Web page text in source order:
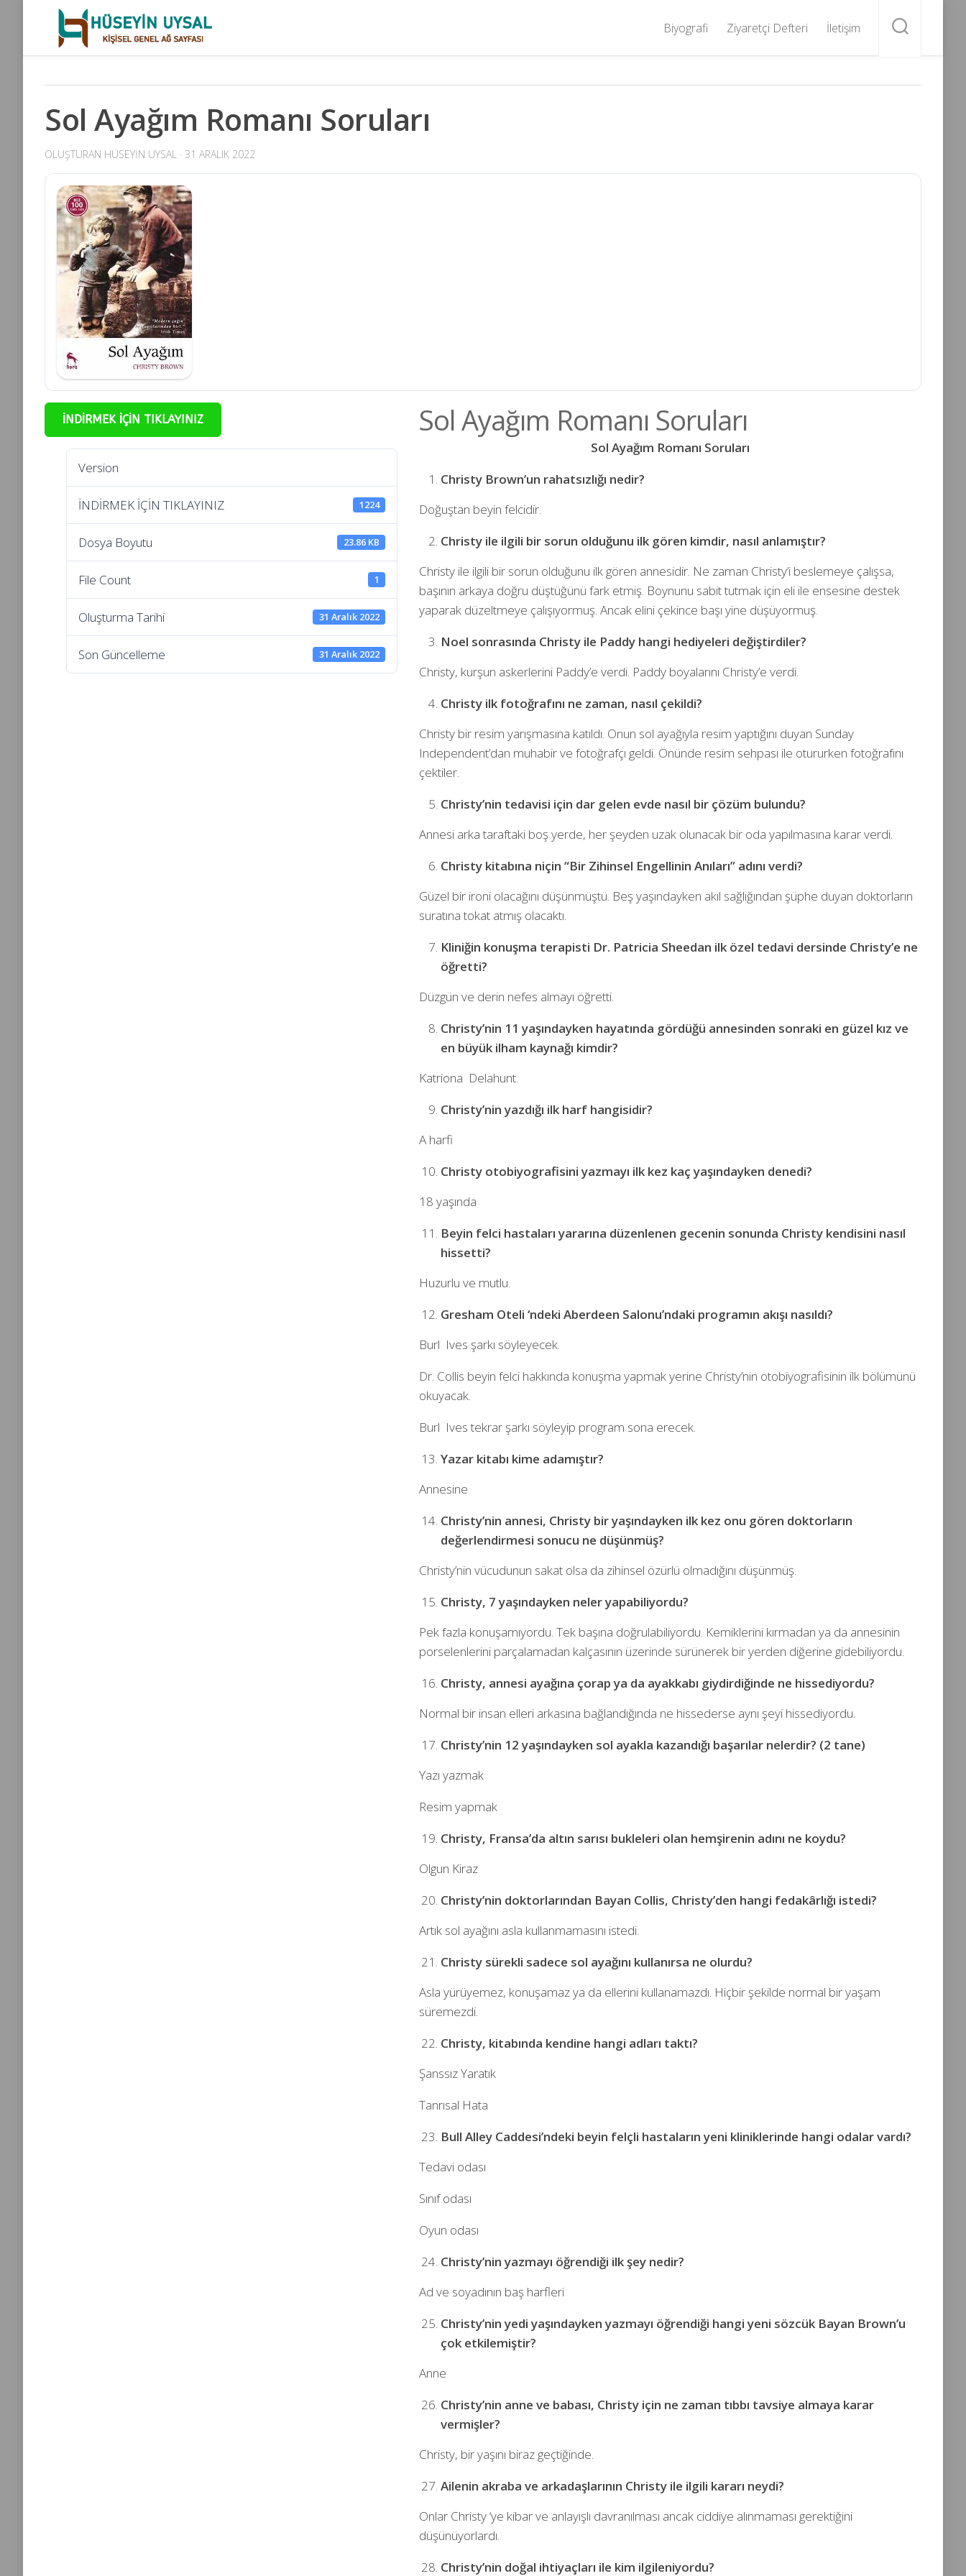
Biyografi Ziyaretçi Defteri İletişim
Sol Ayağım Romanı Soruları
OLUŞTURAN HÜSEYIN UYSAL · 31 ARALIK 2022
İNDİRMEK İÇİN TIKLAYINIZ
Version
İNDİRMEK İÇİN TIKLAYINIZ 1224
Dosya Boyutu 23.86 KB
File Count 1
Oluşturma Tarihi 31 Aralık 2022
Son Güncelleme 31 Aralık 2022
Sol Ayağım Romanı Soruları
Sol Ayağım Romanı Soruları
Christy Brown’un rahatsızlığı nedir?
Doğuştan beyin felcidir.
Christy ile ilgili bir sorun olduğunu ilk gören kimdir, nasıl anlamıştır?
Christy ile ilgili bir sorun olduğunu ilk gören annesidir. Ne zaman Christy’i beslemeye çalışsa,
başının arkaya doğru düştüğünü fark etmiş. Boynunu sabit tutmak için eli ile ensesine destek
yaparak düzeltmeye çalışıyormuş. Ancak elini çekince başı yine düşüyormuş.
Noel sonrasında Christy ile Paddy hangi hediyeleri değiştirdiler?
Christy, kurşun askerlerini Paddy’e verdi. Paddy boyalarını Christy’e verdi.
Christy ilk fotoğrafını ne zaman, nasıl çekildi?
Christy bir resim yarışmasına katıldı. Onun sol ayağıyla resim yaptığını duyan Sunday
Independent’dan muhabir ve fotoğrafçı geldi. Önünde resim sehpası ile otururken fotoğrafını
çektiler.
Christy’nin tedavisi için dar gelen evde nasıl bir çözüm bulundu?
Annesi arka taraftaki boş yerde, her şeyden uzak olunacak bir oda yapılmasına karar verdi.
Christy kitabına niçin “Bir Zihinsel Engellinin Anıları” adını verdi?
Güzel bir ironi olacağını düşünmüştü. Beş yaşındayken akıl sağlığından şüphe duyan doktorların
suratına tokat atmış olacaktı.
Kliniğin konuşma terapisti Dr. Patricia Sheedan ilk özel tedavi dersinde Christy’e ne
öğretti?
Düzgün ve derin nefes almayı öğretti.
Christy’nin 11 yaşındayken hayatında gördüğü annesinden sonraki en güzel kız ve
en büyük ilham kaynağı kimdir?
Katriona Delahunt.
Christy’nin yazdığı ilk harf hangisidir?
A harfi
Christy otobiyografisini yazmayı ilk kez kaç yaşındayken denedi?
18 yaşında
Beyin felci hastaları yararına düzenlenen gecenin sonunda Christy kendisini nasıl
hissetti?
Huzurlu ve mutlu.
Gresham Oteli ‘ndeki Aberdeen Salonu’ndaki programın akışı nasıldı?
Burl Ives şarkı söyleyecek.
Dr. Collis beyin felci hakkında konuşma yapmak yerine Christy’nin otobiyografisinin ilk bölümünü
okuyacak.
Burl Ives tekrar şarkı söyleyip program sona erecek.
Yazar kitabı kime adamıştır?
Annesine
Christy’nin annesi, Christy bir yaşındayken ilk kez onu gören doktorların
değerlendirmesi sonucu ne düşünmüş?
Christy’nin vücudunun sakat olsa da zihinsel özürlü olmadığını düşünmüş.
Christy, 7 yaşındayken neler yapabiliyordu?
Pek fazla konuşamıyordu. Tek başına doğrulabiliyordu. Kemiklerini kırmadan ya da annesinin
porselenlerini parçalamadan kalçasının üzerinde sürünerek bir yerden diğerine gidebiliyordu.
Christy, annesi ayağına çorap ya da ayakkabı giydirdiğinde ne hissediyordu?
Normal bir insan elleri arkasına bağlandığında ne hissederse aynı şeyi hissediyordu.
Christy’nin 12 yaşındayken sol ayakla kazandığı başarılar nelerdir? (2 tane)
Yazı yazmak
Resim yapmak
Christy, Fransa’da altın sarısı bukleleri olan hemşirenin adını ne koydu?
Olgun Kiraz
Christy’nin doktorlarından Bayan Collis, Christy’den hangi fedakârlığı istedi?
Artık sol ayağını asla kullanmamasını istedi.
Christy sürekli sadece sol ayağını kullanırsa ne olurdu?
Asla yürüyemez, konuşamaz ya da ellerini kullanamazdı. Hiçbir şekilde normal bir yaşam
süremezdi.
Christy, kitabında kendine hangi adları taktı?
Şanssız Yaratık
Tanrısal Hata
Bull Alley Caddesi’ndeki beyin felçli hastaların yeni kliniklerinde hangi odalar vardı?
Tedavi odası
Sınıf odası
Oyun odası
Christy’nin yazmayı öğrendiği ilk şey nedir?
Ad ve soyadının baş harfleri
Christy’nin yedi yaşındayken yazmayı öğrendiği hangi yeni sözcük Bayan Brown’u
çok etkilemiştir?
Anne
Christy’nin anne ve babası, Christy için ne zaman tıbbı tavsiye almaya karar
vermişler?
Christy, bir yaşını biraz geçtiğinde.
Ailenin akraba ve arkadaşlarının Christy ile ilgili kararı neydi?
Onlar Christy ‘ye kibar ve anlayışlı davranılması ancak ciddiye alınmaması gerektiğini
düşünüyorlardı.
Christy’nin doğal ihtiyaçları ile kim ilgileniyordu?